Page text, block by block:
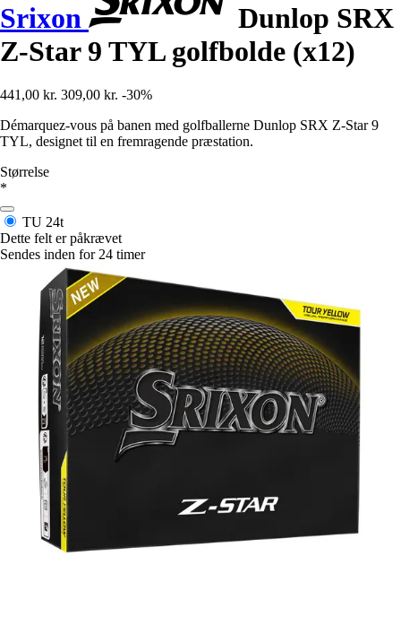
Srixon
Dunlop SRX
Z-Star 9 TYL golfbolde (x12)
441,00 kr. 309,00 kr. -30%
Démarquez-vous på banen med golfballerne Dunlop SRX Z-Star 9
TYL, designet til en fremragende præstation.
Størrelse
*
TU 24t
Dette felt er påkrævet
Sendes inden for 24 timer